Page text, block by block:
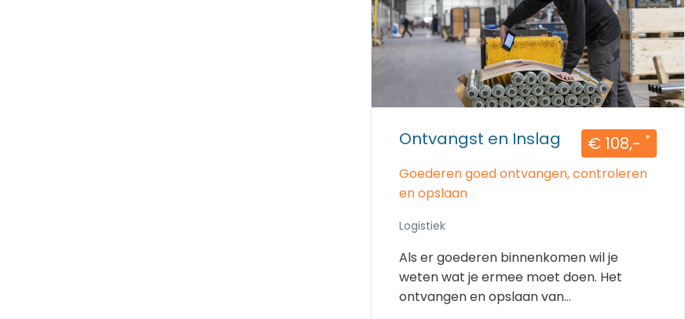
Ontvangst en Inslag € 108,- *
Goederen goed ontvangen, controleren
en opslaan
Logistiek
Als er goederen binnenkomen wil je
weten wat je ermee moet doen. Het
ontvangen en opslaan van...